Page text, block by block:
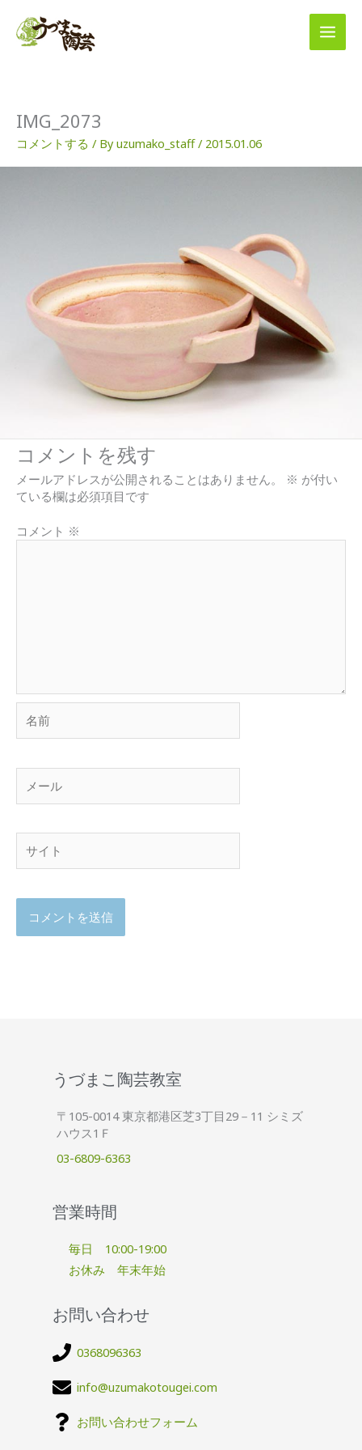
IMG_2073
コメントする / Byuzumako_staff/ 2015.01.06
コメントを残す
メールアドレスが公開されることはありません。 ※ が付い
ている欄は必須項目です
コメント ※
前
ー
ル
ト
うづまこ陶芸教室
〒105-0014 東京都港区芝3丁目29－11 シミズ
ハウス1Ｆ
03-6809-6363
営業時間
毎日 10:00-19:00
お休み 年末年始
お問い合わせ
0368096363
info@uzumakotougei.com
お問い合わせフォーム